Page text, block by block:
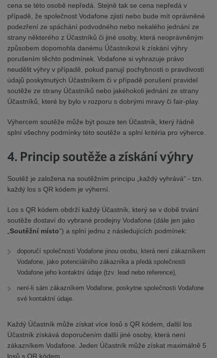
cena se této osobě nepředá. Stejně tak se cena nepředá v
případě, že společnost Vodafone zjistí nebo bude mít oprávněné
podezření ze spáchání podvodného nebo nekalého jednání ze
strany některého z Účastníků či jiné osoby, která neoprávněným
způsobem dopomohla danému Účastníkovi k získání výhry
porušením těchto podmínek. Vodafone si vyhrazuje právo
neudělit výhry v případě, pokud panují pochybnosti o pravdivosti
údajů poskytnutých Účastníkem či v případě porušení pravidel
soutěže ze strany Účastníků nebo jakéhokoli jednání ze strany
Účastníků, které by bylo v rozporu s dobrými mravy či fair-play.
Výhercem soutěže může být pouze ten Účastník, který řádně
splní všechny podmínky této soutěže a splní kritéria pro výherce.
4. Princip soutěže a získání výhry
Soutěž je založena na soutěžním principu „každý vyhrává“ - tzn.
každý los s QR kódem je výherní.
Los s QR kódem obdrží každý Účastník, který se v době trvání
soutěže dostaví do vybrané prodejny Vodafone (dále jen jako
Soutěžní místo“) a splní jednu z následujících podmínek:
doporučí společnosti Vodafone jinou osobu, která není zákazníkem
Vodafone, jako potenciálního zákazníka a předá společnosti
Vodafone jeho kontaktní údaje (tzv. lead nebo reference),
není-li sám zákazníkem Vodafone, poskytne společnosti Vodafone
své kontaktní údaje.
Každý Účastník může získat více losů s QR kódem, další los
Účastník získává doporučením další jiné osoby, která není
zákazníkem Vodafone. Jeden Účastník může získat maximálně 5
losů s QR kódem.